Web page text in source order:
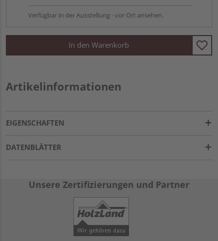
Verfügbar in der Ausstellung - vor Ort ansehen.
In den Warenkorb
Artikelinformationen
EIGENSCHAFTEN
DATENBLÄTTER
Unsere Zertifizierungen und Partner